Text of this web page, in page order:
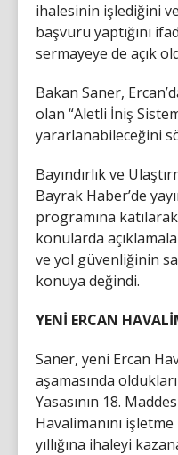
ihalesinin işlediğini
başvuru yaptığını
sermayeye de açık
Bakan Saner,
olan “Aletli İniş
yararlanabileceğini
Bayındırlık ve
Bayrak Haber’de
programına
konularda
ve yol güvenliğinin
konuya değindi.
YENİ ERCAN
Saner, yeni Ercan
aşamasında
Yasasının 18.
Havalimanını
yıllığına ihaleyi